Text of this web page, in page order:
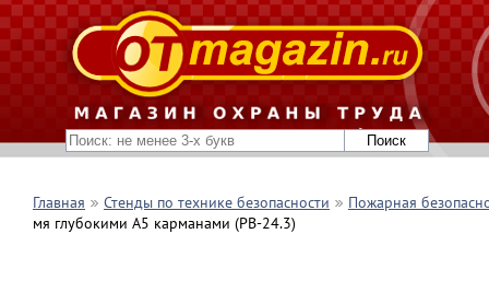
Главная Стенды по технике безопасности
Пожарная
мя глубокими А5 карманами (PB-24.3)